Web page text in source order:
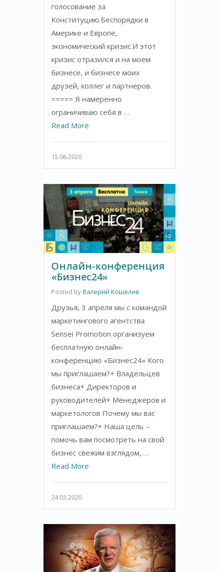
голосование за
Конституцию.Беспорядки в
Америке и Европе,
экономический кризис.И этот
кризис отразился и на моем
бизнесе, и бизнесе моих
друзей, коллег и партнеров.
===== Я намеренно
ограничиваю себя в …
Read More
15.06.2020
Онлайн-конференция
«Бизнес24»
Posted byВалерий Кошелев
Друзья, 3 апреля мы с командой
маркетингового агентства
Sensei Promotion организуем
бесплатную онлайн-
конференцию «Бизнес24» Кого
мы приглашаем?+ Владельцев
бизнеса+ Директоров и
руководителей+ Менеджеров и
маркетологов Почему мы вас
приглашаем?+ Наша цель –
помочь вам посмотреть на свой
бизнес свежим взглядом, …
Read More
24.03.2020